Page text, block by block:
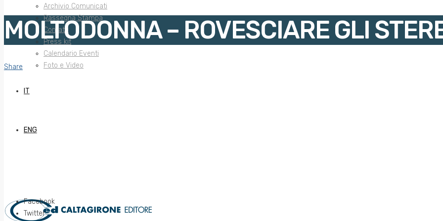
Archivio Comunicati
Rassegna Stampa
Contatti
Press kit
Calendario Eventi
Foto e Video
IT
ENG
MOLTODONNA – ROVESCIARE GLI
Share
Facebook
Twitter